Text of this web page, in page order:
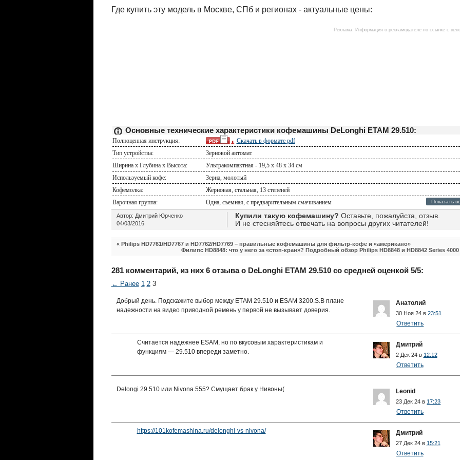
Где купить эту модель в Москве, СПб и регионах - актуальные цены:
Основные технические характеристики кофемашины DeLonghi ETAM 29.510:
Полноценная инструкция: Скачать в формате pdf
Тип устройства:
Зерновой автомат
Ширина х Глубина х Высота:
Ультракомпактная - 19,5 x 48 x 34 см
Используемый кофе:
Зерна, молотый
Кофемолка:
Жерновая, стальная, 13 степеней
Варочная группа:
Одна, съемная, с предварительным смачиванием Показать
Автор: Дмитрий Юрченко
04/03/2016
Купили такую кофемашину? Оставьте, пожалуйста, отзыв.
И не стесняйтесь отвечать на вопросы других читателей!
« Philips HD7761/HD7767 и HD7762/HD7769 – правильные кофемашины для фильтр-кофе и «американо»
Филипс HD8848: что у него за «стоп-кран»? Подробный обзор Philips HD8848 и HD8842 Series 4000
281 комментарий, из них 6 отзыва о DeLonghi ETAM 29.510 со средней оценкой 5/5:
← Ранее 1 2 3
Добрый день. Подскажите выбор между ЕТАМ 29.510 и ESAM 3200.S.В плане
надежности на видео приводной ремень у первой не вызывает доверия.
Анатолий
30 Ноя 24 в23:51
Ответить
Считается надежнее ESAM, но по вкусовым характеристикам и
функциям — 29.510 впереди заметно.
Дмитрий
2 Дек 24 в 12:12
Ответить
Delongi 29.510 или Nivona 555? Смущает брак у Нивоны( Leonid
23 Дек 24 в 17:23
Ответить
https://101kofemashina.ru/delonghi-vs-nivona/ Дмитрий
27 Дек 24 в 15:21
Ответить